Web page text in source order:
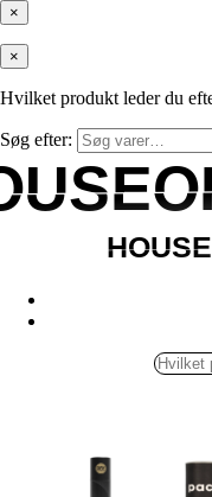
×
×
Hvilket produkt leder du
Søg efter: